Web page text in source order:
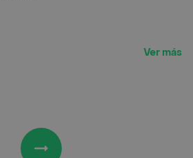
Ver más